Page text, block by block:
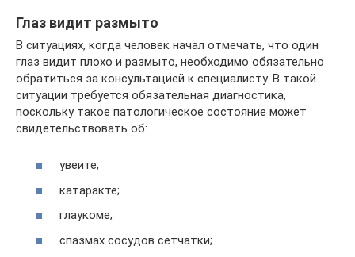
Глаз видит размыто
В ситуациях, когда человек начал отмечать, что один
глаз видит плохо и размыто, необходимо обязательно
обратиться за консультацией к специалисту. В такой
ситуации требуется обязательная диагностика,
поскольку такое патологическое состояние может
свидетельствовать об:
увеите;
катаракте;
глаукоме;
спазмах сосудов сетчатки;